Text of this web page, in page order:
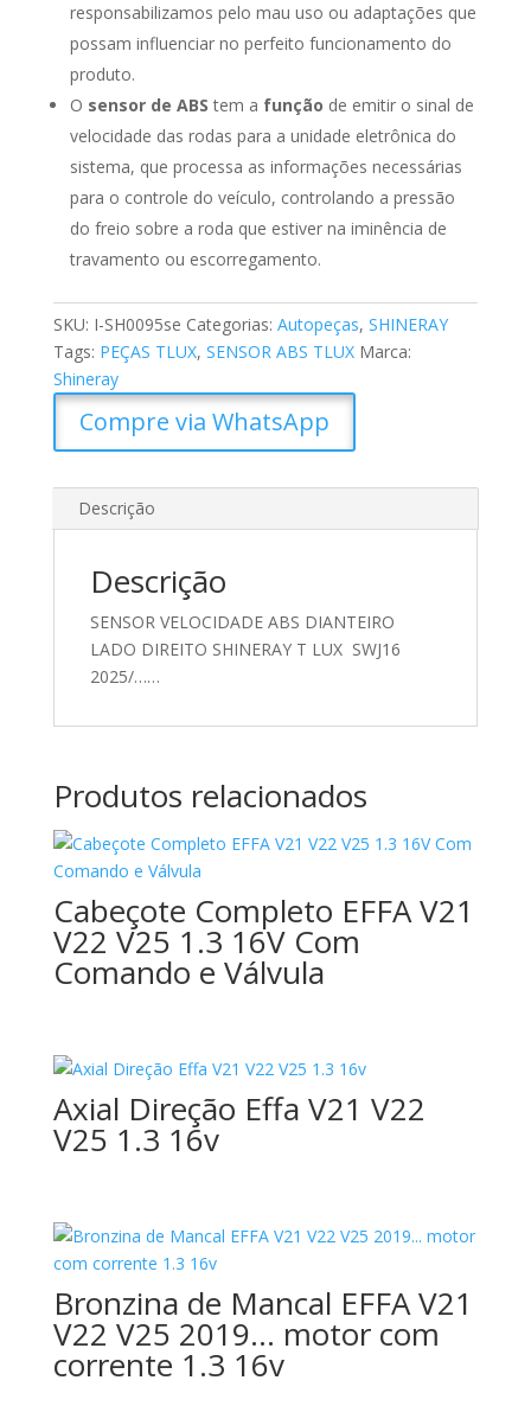
responsabilizamos pelo mau uso ou adaptações que
possam influenciar no perfeito funcionamento do
produto.
O sensor de ABS tem a função de emitir o sinal de
velocidade das rodas para a unidade eletrônica do
sistema, que processa as informações necessárias
para o controle do veículo, controlando a pressão
do freio sobre a roda que estiver na iminência de
travamento ou escorregamento.
SKU: I-SH0095se Categorias: Autopeças, SHINERAY
Tags: PEÇAS TLUX, SENSOR ABS TLUX Marca:
Shineray
Compre via WhatsApp
Descrição
Descrição
SENSOR VELOCIDADE ABS DIANTEIRO
LADO DIREITO SHINERAY T LUX SWJ16
2025/……
Produtos relacionados
Cabeçote Completo EFFA V21
V22 V25 1.3 16V Com
Comando e Válvula
Axial Direção Effa V21 V22
V25 1.3 16v
Bronzina de Mancal EFFA V21
V22 V25 2019… motor com
corrente 1.3 16v